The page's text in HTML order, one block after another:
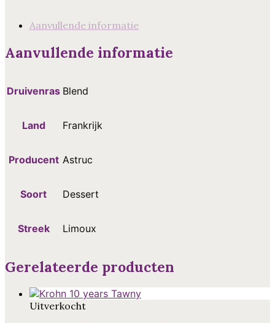
Aanvullende informatie
Aanvullende informatie
Druivenras Blend
Land Frankrijk
Producent Astruc
Soort Dessert
Streek Limoux
Gerelateerde producten
Uitverkocht